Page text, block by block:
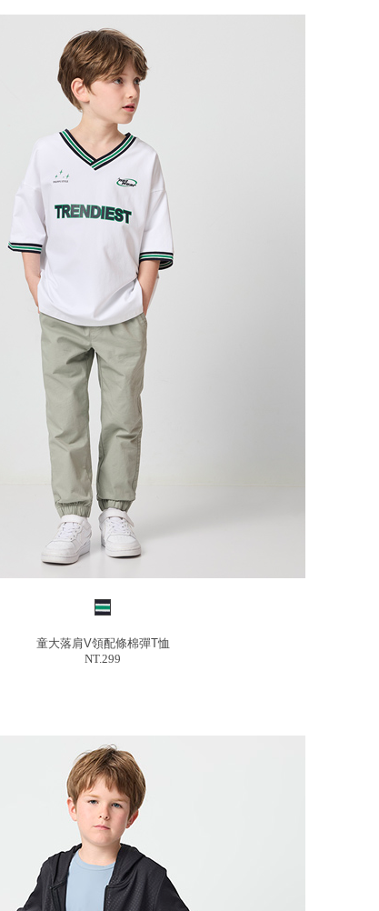
童大落肩V領配條棉彈T恤
NT.299